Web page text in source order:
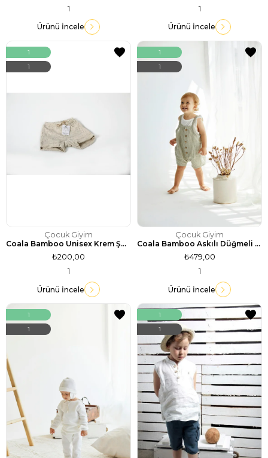
1
Ürünü İncele
1
Ürünü İncele
Çocuk Giyim
Coala Bamboo Unisex Krem Şort
1
₺200,00
Ürünü İncele
1
1
Çocuk Giyim
Coala Bamboo Askılı Düğmeli Cholet Tulum
1
₺479,00
Ürünü İncele
1
1
1
1
1
1